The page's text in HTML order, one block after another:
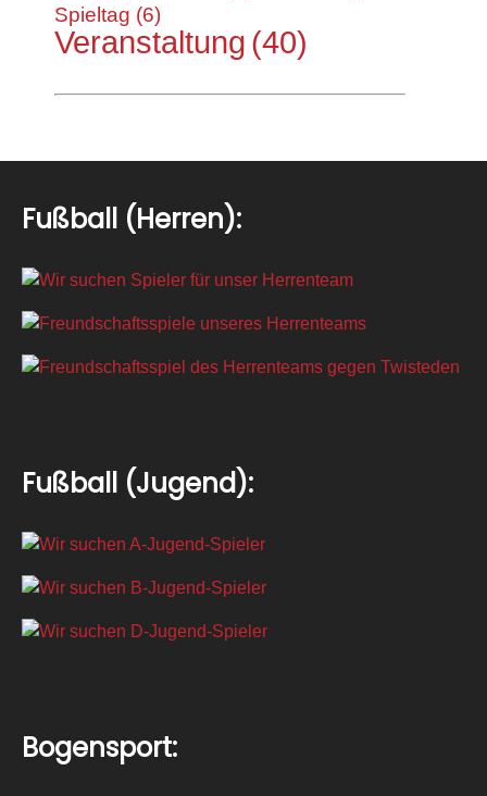
Spieltag (6)
Veranstaltung (40)
Fußball (Herren):
Fußball (Jugend):
Bogensport: